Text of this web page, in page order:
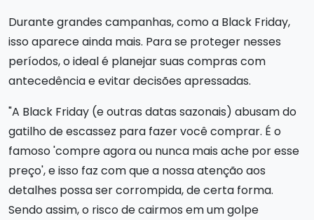
Durante grandes campanhas, como a Black Friday,
isso aparece ainda mais. Para se proteger nesses
períodos, o ideal é planejar suas compras com
antecedência e evitar decisões apressadas.
"A Black Friday (e outras datas sazonais) abusam do
gatilho de escassez para fazer você comprar. É o
famoso 'compre agora ou nunca mais ache por esse
preço', e isso faz com que a nossa atenção aos
detalhes possa ser corrompida, de certa forma.
Sendo assim, o risco de cairmos em um golpe